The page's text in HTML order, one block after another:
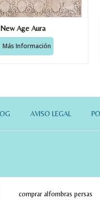
New Age Aura
Más Información
AVISO LEGAL
comprar alfombras persas